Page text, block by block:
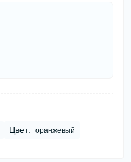
Цвет: оранжевый